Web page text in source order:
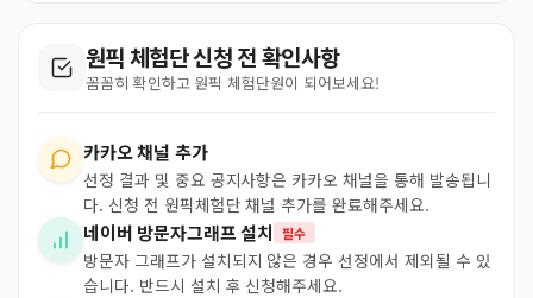
원픽 체험단 신청 전 확인사항
꼼꼼히 확인하고 원픽 체험단원이 되어보세요!
카카오 채널 추가
선정 결과 및 중요 공지사항은 카카오 채널을 통해 발송됩니
다. 신청 전 원픽체험단 채널 추가를 완료해주세요.
네이버 방문자그래프 설치 필수
방문자 그래프가 설치되지 않은 경우 선정에서 제외될 수 있
습니다. 반드시 설치 후 신청해주세요.